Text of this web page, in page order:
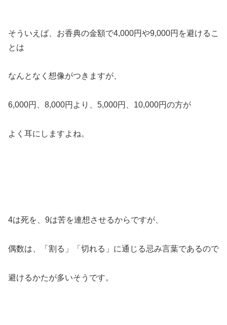
そういえば、お香典の金額で4,000円や9,000円を避けるこ
とは
なんとなく想像がつきますが、
6,000円、8,000円より、5,000円、10,000円の方が
よく耳にしますよね。
4は死を、9は苦を連想させるからですが、
偶数は、「割る」「切れる」に通じる忌み言葉であるので
避けるかたが多いそうです。